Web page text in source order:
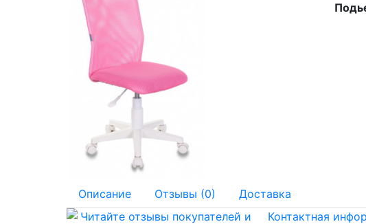
Описание Отзывы (0)
Доставка
Контактная